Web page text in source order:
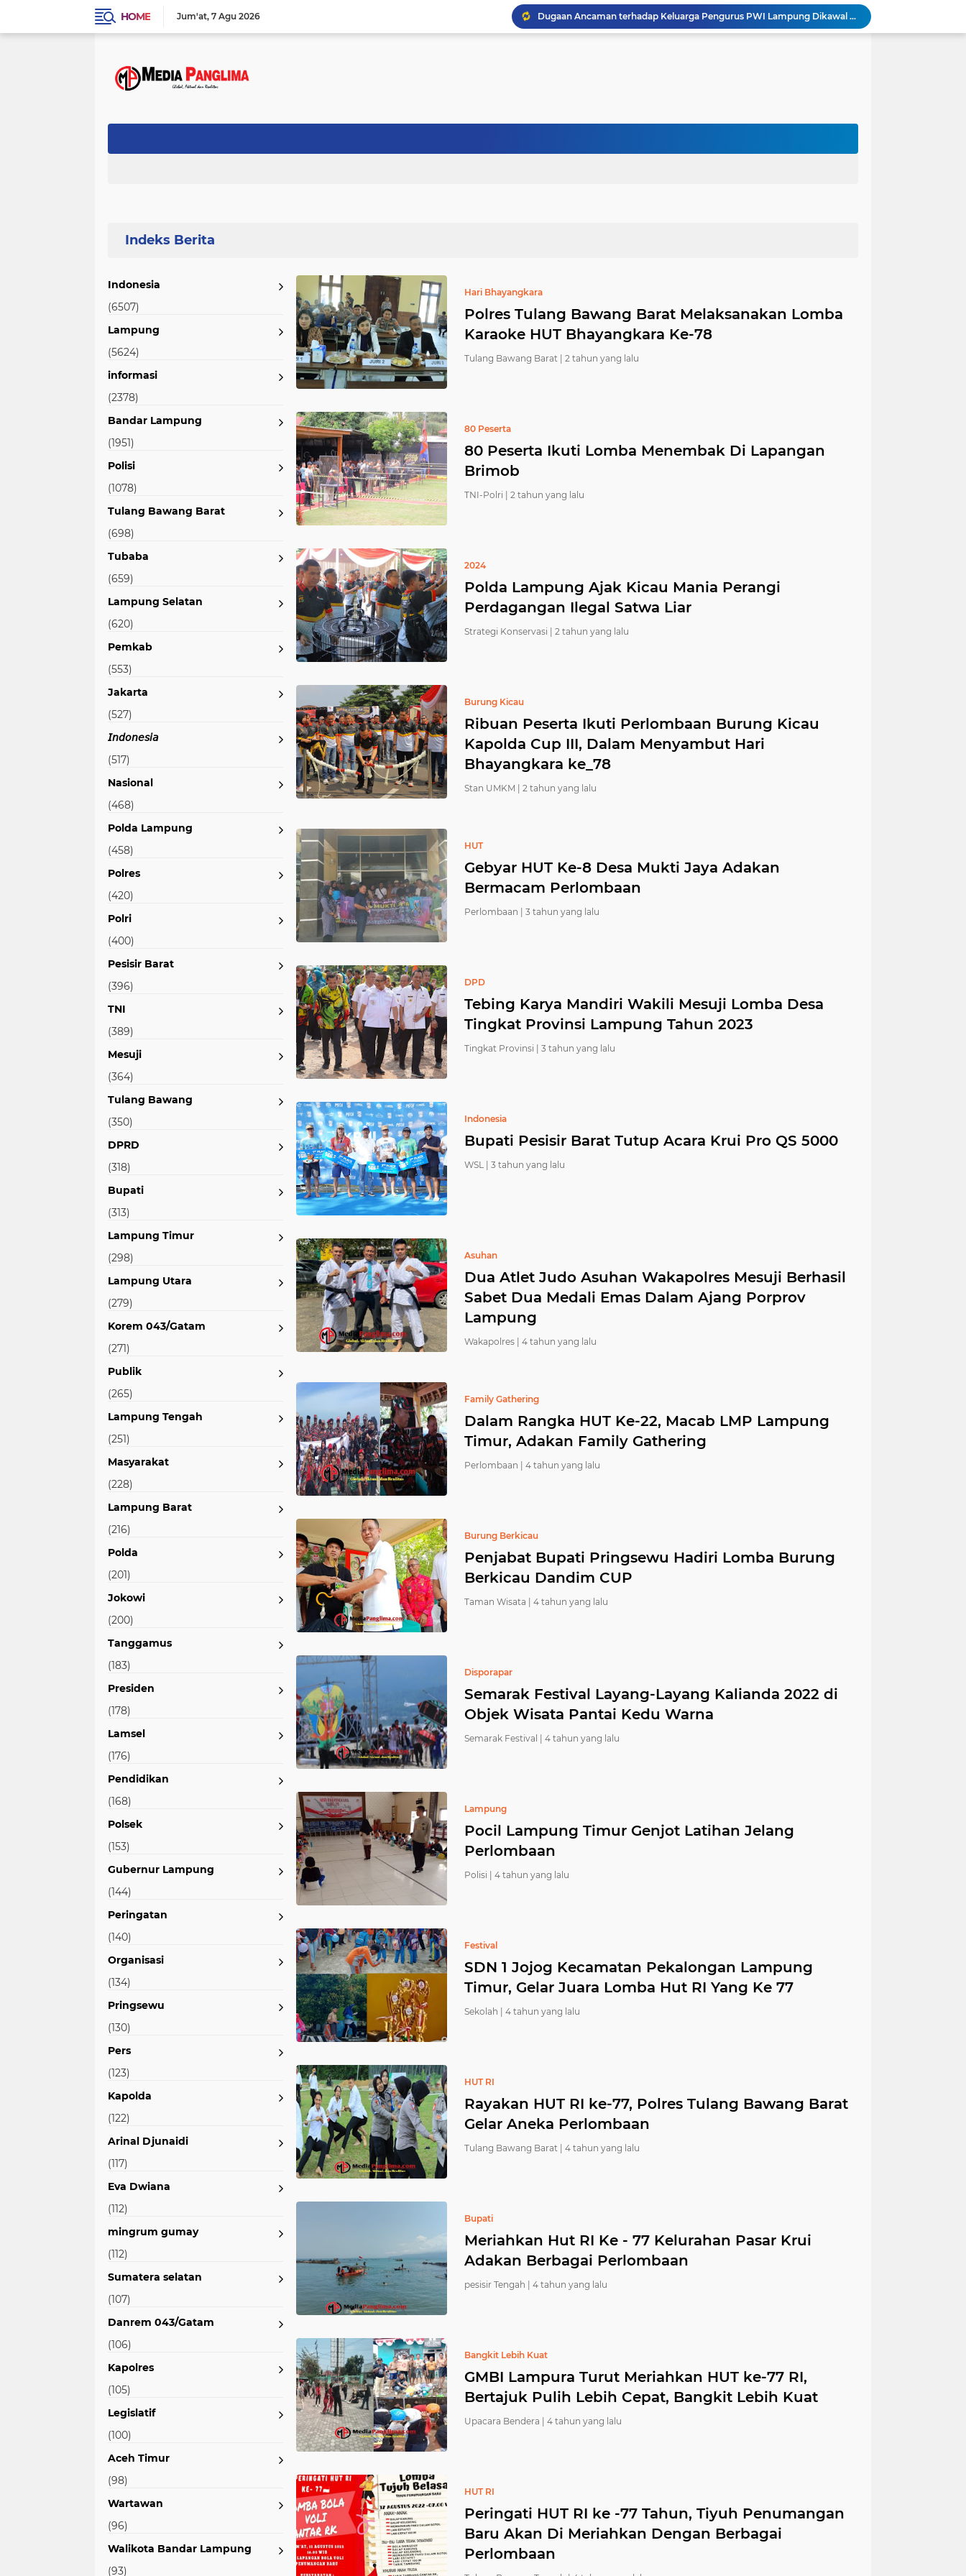
HOME Jum'at 7 Agu 2026 Dugaan Ancaman terhadap Keluarga Pengurus PWI Lampung Dikawal Legislator dan Jurnalis
Satlantas Polres Aceh Timur Gencarkan Edukasi Keselamatan Berlalu Lintas di Simpang Empat Traffic Light Kota Idi
Edarkan Ekstasi dan Sabu, Warga Bawang Latak Diamankan Polisi di Lambu Kibang
Integritas Jadi Fondasi Ketahanan Energi, KPK dan Pertamina Perkuat Kapasitas Pengawas
Indonesia
(6507)
Lampung
(5624)
informasi
(2378)
Bandar Lampung
(1951)
Polisi
(1078)
Tulang Bawang Barat
(698)
Tubaba
(659)
Lampung Selatan
(620)
Pemkab
(553)
Jakarta
(527)
𝘐𝘯𝘥𝘰𝘯𝘦𝘴𝘪𝘢
(517)
Nasional
(468)
Polda Lampung
(458)
Polres
(420)
Polri
(400)
Pesisir Barat
(396)
TNI
(389)
Mesuji
(364)
Tulang Bawang
(350)
DPRD
(318)
Bupati
(313)
Lampung Timur
(298)
Lampung Utara
(279)
Korem 043/Gatam
(271)
Publik
(265)
Lampung Tengah
(251)
Masyarakat
(228)
Lampung Barat
(216)
Polda
(201)
Jokowi
(200)
Tanggamus
(183)
Presiden
(178)
Lamsel
(176)
Pendidikan
(168)
Polsek
(153)
Gubernur Lampung
(144)
Peringatan
(140)
Organisasi
(134)
Pringsewu
(130)
Pers
(123)
Kapolda
(122)
Arinal Djunaidi
(117)
Eva Dwiana
(112)
mingrum gumay
(112)
Sumatera selatan
(107)
Danrem 043/Gatam
(106)
Kapolres
(105)
Legislatif
(100)
Aceh Timur
(98)
Wartawan
(96)
Walikota Bandar Lampung
(93)
Hari Bhayangkara
Polres Tulang Bawang Barat Melaksanakan Lomba
Karaoke HUT Bhayangkara Ke-78
Tulang Bawang Barat | 2 tahun yang lalu
80 Peserta
80 Peserta Ikuti Lomba Menembak Di Lapangan
Brimob
TNI-Polri | 2 tahun yang lalu
2024
Polda Lampung Ajak Kicau Mania Perangi
Perdagangan Ilegal Satwa Liar
Strategi Konservasi | 2 tahun yang lalu
Burung Kicau
Ribuan Peserta Ikuti Perlombaan Burung Kicau
Kapolda Cup III, Dalam Menyambut Hari
Bhayangkara ke_78
Stan UMKM | 2 tahun yang lalu
HUT
Gebyar HUT Ke-8 Desa Mukti Jaya Adakan
Bermacam Perlombaan
Perlombaan | 3 tahun yang lalu
DPD
Tebing Karya Mandiri Wakili Mesuji Lomba Desa
Tingkat Provinsi Lampung Tahun 2023
Tingkat Provinsi | 3 tahun yang lalu
Indonesia
Bupati Pesisir Barat Tutup Acara Krui Pro QS 5000
WSL | 3 tahun yang lalu
Asuhan
Dua Atlet Judo Asuhan Wakapolres Mesuji Berhasil
Sabet Dua Medali Emas Dalam Ajang Porprov
Lampung
Wakapolres | 4 tahun yang lalu
Family Gathering
Dalam Rangka HUT Ke-22, Macab LMP Lampung
Timur, Adakan Family Gathering
Perlombaan | 4 tahun yang lalu
Burung Berkicau
Penjabat Bupati Pringsewu Hadiri Lomba Burung
Berkicau Dandim CUP
Taman Wisata | 4 tahun yang lalu
Disporapar
Semarak Festival Layang-Layang Kalianda 2022 di
Objek Wisata Pantai Kedu Warna
Semarak Festival | 4 tahun yang lalu
Lampung
Pocil Lampung Timur Genjot Latihan Jelang
Perlombaan
Polisi | 4 tahun yang lalu
Festival
SDN 1 Jojog Kecamatan Pekalongan Lampung
Timur, Gelar Juara Lomba Hut RI Yang Ke 77
Sekolah | 4 tahun yang lalu
HUT RI
Rayakan HUT RI ke-77, Polres Tulang Bawang Barat
Gelar Aneka Perlombaan
Tulang Bawang Barat | 4 tahun yang lalu
Bupati
Meriahkan Hut RI Ke - 77 Kelurahan Pasar Krui
Adakan Berbagai Perlombaan
pesisir Tengah | 4 tahun yang lalu
Bangkit Lebih Kuat
GMBI Lampura Turut Meriahkan HUT ke-77 RI,
Bertajuk Pulih Lebih Cepat, Bangkit Lebih Kuat
Upacara Bendera | 4 tahun yang lalu
HUT RI
Peringati HUT RI ke -77 Tahun, Tiyuh Penumangan
Baru Akan Di Meriahkan Dengan Berbagai
Perlombaan